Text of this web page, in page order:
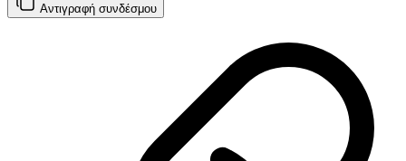
Αντιγραφή συνδέσμου